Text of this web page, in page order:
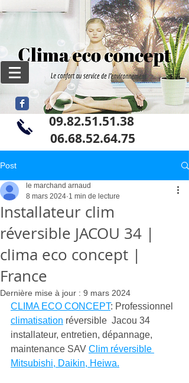
09.82.51.51.38
06.68.52.64.75
Post
Installateur clim
réversible JACOU 34 |
clima eco concept |
France
le marchand arnaud
8 mars 2024 1 min de lecture
Dernière mise à jour : 9 mars 2024
CLIMA ECO CONCEPT: Professionnel
climatisation réversible  Jacou 34
installateur, entretien, dépannage,
maintenance SAV Clim réversible
Mitsubishi, Daikin, Heiwa.